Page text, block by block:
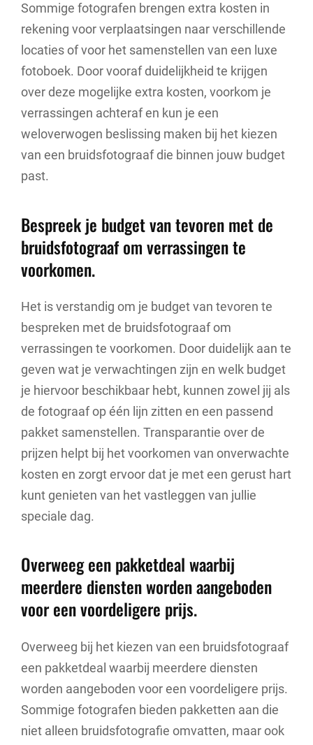
Sommige fotografen brengen extra kosten in
rekening voor verplaatsingen naar verschillende
locaties of voor het samenstellen van een luxe
fotoboek. Door vooraf duidelijkheid te krijgen
over deze mogelijke extra kosten, voorkom je
verrassingen achteraf en kun je een
weloverwogen beslissing maken bij het kiezen
van een bruidsfotograaf die binnen jouw budget
past.
Bespreek je budget van tevoren met de
bruidsfotograaf om verrassingen te
voorkomen.
Het is verstandig om je budget van tevoren te
bespreken met de bruidsfotograaf om
verrassingen te voorkomen. Door duidelijk aan te
geven wat je verwachtingen zijn en welk budget
je hiervoor beschikbaar hebt, kunnen zowel jij als
de fotograaf op één lijn zitten en een passend
pakket samenstellen. Transparantie over de
prijzen helpt bij het voorkomen van onverwachte
kosten en zorgt ervoor dat je met een gerust hart
kunt genieten van het vastleggen van jullie
speciale dag.
Overweeg een pakketdeal waarbij
meerdere diensten worden aangeboden
voor een voordeligere prijs.
Overweeg bij het kiezen van een bruidsfotograaf
een pakketdeal waarbij meerdere diensten
worden aangeboden voor een voordeligere prijs.
Sommige fotografen bieden pakketten aan die
niet alleen bruidsfotografie omvatten, maar ook